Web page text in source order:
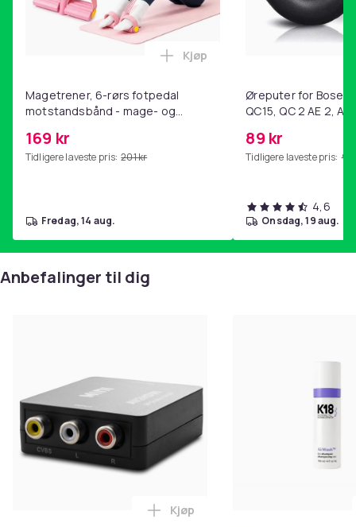
Magetrener, 6-rørs fotpedal
motstandsbånd - mage- og
hjemmegymnastikk Pink
169 kr
Tidligere laveste pris: 201 kr
Legg Magetrener, 6-rørs
Kjøp
fredag, 14 aug.
Øreputer for Bose
QC15, QC 2 AE 2, AE
89 kr
Tidligere laveste pris: 99
4,6
onsdag, 19 aug.
Anbefalinger til dig
Legg RCA til HDMI Converter
Kjøp